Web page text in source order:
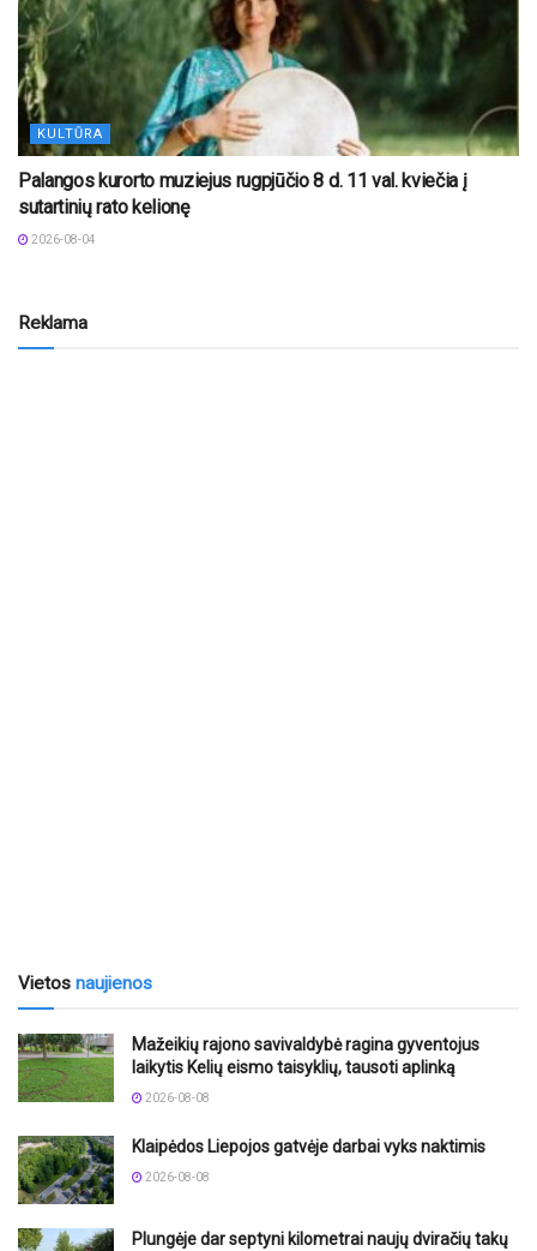
KULTŪRA
Palangos kurorto muziejus rugpjūčio 8 d. 11 val. kviečia į
sutartinių rato kelionę
2026-08-04
Reklama
Vietos naujienos
Mažeikių rajono savivaldybė ragina gyventojus
laikytis Kelių eismo taisyklių, tausoti aplinką
2026-08-08
Klaipėdos Liepojos gatvėje darbai vyks naktimis
2026-08-08
Plungėje dar septyni kilometrai naujų dviračių takų